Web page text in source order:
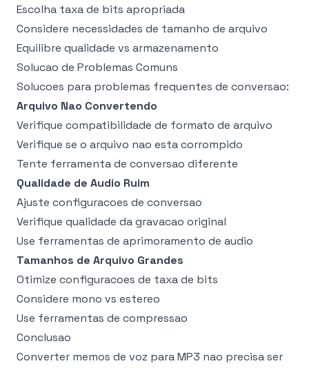
Escolha taxa de bits apropriada
Considere necessidades de tamanho de arquivo
Equilibre qualidade vs armazenamento
Solucao de Problemas Comuns
Solucoes para problemas frequentes de conversao:
Arquivo Nao Convertendo
Verifique compatibilidade de formato de arquivo
Verifique se o arquivo nao esta corrompido
Tente ferramenta de conversao diferente
Qualidade de Audio Ruim
Ajuste configuracoes de conversao
Verifique qualidade da gravacao original
Use ferramentas de aprimoramento de audio
Tamanhos de Arquivo Grandes
Otimize configuracoes de taxa de bits
Considere mono vs estereo
Use ferramentas de compressao
Conclusao
Converter memos de voz para MP3 nao precisa ser